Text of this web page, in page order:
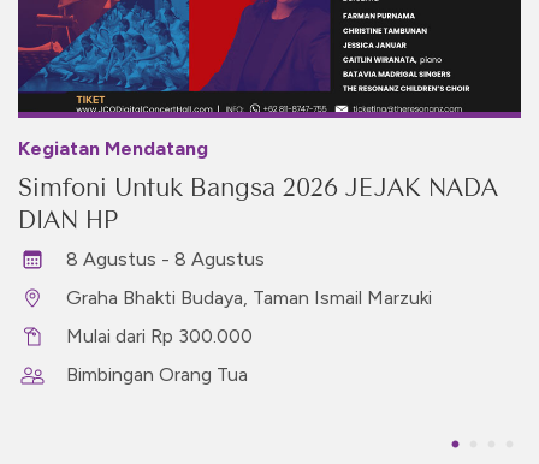
Kegiatan Mendatang
Simfoni Untuk Bangsa 2026 JEJAK NADA
DIAN HP
8 Agustus - 8 Agustus
Graha Bhakti Budaya, Taman Ismail Marzuki
Mulai dari Rp 300.000
Bimbingan Orang Tua